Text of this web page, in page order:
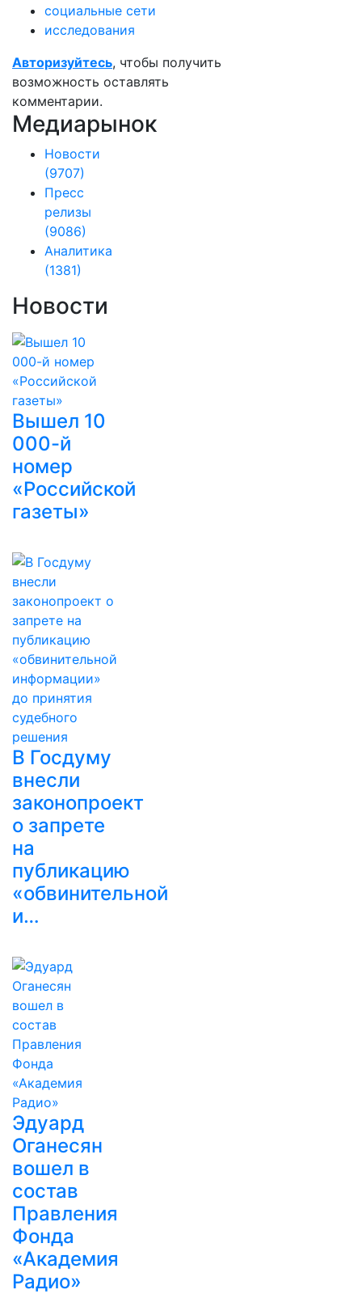
социальные сети
исследования
Авторизуйтесь, чтобы получить
возможность оставлять
комментарии.
Медиарынок
Новости
(9707)
Пресс
релизы
(9086)
Аналитика
(1381)
Новости
Вышел 10
000-й
номер
«Российской
газеты»
В Госдуму
внесли
законопроект
о запрете
на
публикацию
«обвинительной
и…
Эдуард
Оганесян
вошел в
состав
Правления
Фонда
«Академия
Радио»